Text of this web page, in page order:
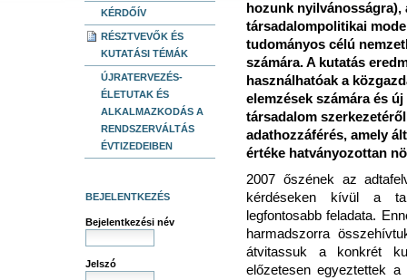
KÉRDŐÍV
RÉSZTVEVŐK ÉS
KUTATÁSI TÉMÁK
ÚJRATERVEZÉS-
ÉLETUTAK ÉS
ALKALMAZKODÁS A
RENDSZERVÁLTÁS
ÉVTIZEDEIBEN
BEJELENTKEZÉS
Bejelentkezési név
Jelszó
hozunk
társadalompolitikai
tudományos célú
számára. A kutatás
használhatóak a
elemzések számára és
társadalom
adathozzáférés, amely
értéke hatványozottan
2007 őszének az
kérdéseken kívül a
legfontosabb feladata.
harmadszorra
átvitassuk a konkrét
előzetesen egyeztettek